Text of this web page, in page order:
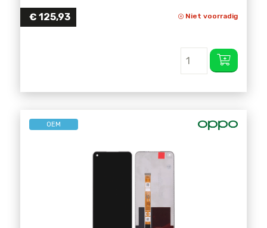
€ 125,93 Niet voorradig
OEM